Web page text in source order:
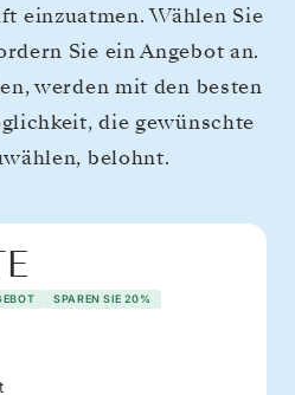
einzuatmen. Wählen Sie
Sie ein Angebot an.
werden mit den besten
die gewünschte
belohnt.
SPAREN SIE 20%